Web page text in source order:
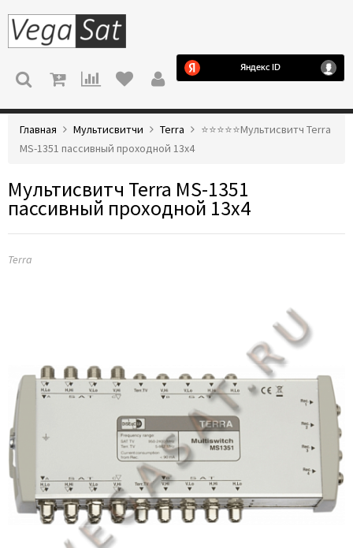
МЕНЮ
Главная Мультисвитчи Terra
⭐️⭐️⭐️⭐️⭐️Мультисвитч Terra
MS-1351 пассивный проходной 13х4
Мультисвитч Terra MS-1351
пассивный проходной 13х4
Terra